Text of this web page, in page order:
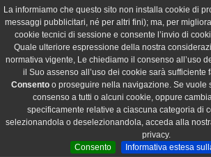
La informiamo che questo sito non installa cookie di
messaggi pubblicitari, né per altri fini); ma, per
cookie tecnici di sessione e consente l’invio di
Quale ulteriore espressione della nostra
normativa vigente, Le chiediamo il consenso all’uso
il Suo assenso all’uso dei cookie sarà sufficiente
Consento o proseguire nella navigazione. Se vuole
consenso a tutti o alcuni cookie, oppure
specificamente relative a ciascuna categoria di
selezionandola o deselezionandola, acceda alla
privacy.
Consento
Informativa estesa